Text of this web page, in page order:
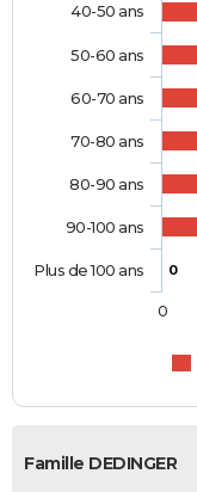
0
40-50 ans
50-60 ans
60-70 ans
70-80 ans
80-90 ans
90-100 ans
Plus de 100 ans
0
Famille DEDINGER